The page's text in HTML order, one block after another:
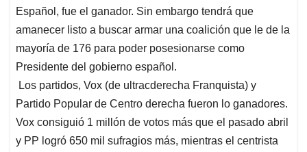
Español, fue el ganador. Sin embargo tendrá que
amanecer listo a buscar armar una coalición que le de la
mayoría de 176 para poder posesionarse como
Presidente del gobierno español.
Los partidos, Vox (de ultracderecha Franquista) y
Partido Popular de Centro derecha fueron lo ganadores.
Vox consiguió 1 millón de votos más que el pasado abril
y PP logró 650 mil sufragios más, mientras el centrista